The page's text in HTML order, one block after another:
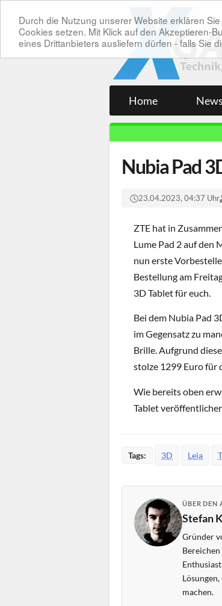
Durch die Nutzung unserer Website erklären
Cookies setzen. Mit Klick auf den Akzeptieren-
eines Drittanbieters ausliefern dürfen - falls Sie
Home News
Nubia Pad
23.04.2023, 04:37 Uhr
ZTE hat in
Lume Pad 2 auf den
nun erste
Bestellung am
3D Tablet für euch.
Bei dem Nubia Pad
im Gegensatz zu
Brille. Aufgrund
stolze 1299 Euro für
Wie bereits oben
Tablet
Tags: 3D Leia
ÜBER DEN
Stefan
Gründer
machen.